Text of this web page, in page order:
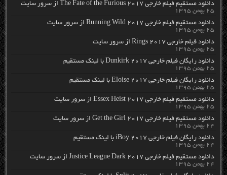
دانلود مستقیم فیلم خارجی The Fate of the Furious 2017 از سرور سایت
۲۵ بهمن ۱۳۹۵
دانلود مستقیم فیلم خارجی Running Wild 2017 از سرور سایت
۲۵ بهمن ۱۳۹۵
دانلود فیلم خارجی Rings 2017 از سرور سایت
۲۵ بهمن ۱۳۹۵
دانلود رایگان فیلم خارجی Dunkirk 2017 با لینک مستقیم
۲۵ بهمن ۱۳۹۵
دانلود رایگان فیلم خارجی Eloise 2017 با لینک مستقیم
۲۵ بهمن ۱۳۹۵
دانلود مستقیم فیلم خارجی Essex Heist 2017 از سرور سایت
۲۵ بهمن ۱۳۹۵
دانلود مستقیم فیلم خارجی Get the Girl 2017 از سرور سایت
۲۴ بهمن ۱۳۹۵
دانلود رایگان فیلم خارجی iBoy 2017 با لینک مستقیم
۲۴ بهمن ۱۳۹۵
دانلود مستقیم فیلم خارجی Justice League Dark 2017 از سرور سایت
۲۴ بهمن ۱۳۹۵